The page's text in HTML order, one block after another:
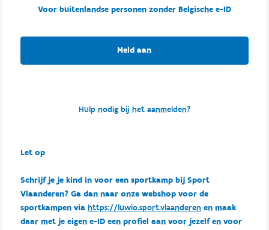
Voor buitenlandse personen zonder Belgische e-ID
Meld aan
Hulp nodig bij het aanmelden?
Let op
Schrijf je je kind in voor een sportkamp bij Sport
Vlaanderen? Ga dan naar onze webshop voor de
sportkampen via https://luwio.sport.vlaanderenen maak
daar met je eigen e-ID een profiel aan voor jezelf en voor